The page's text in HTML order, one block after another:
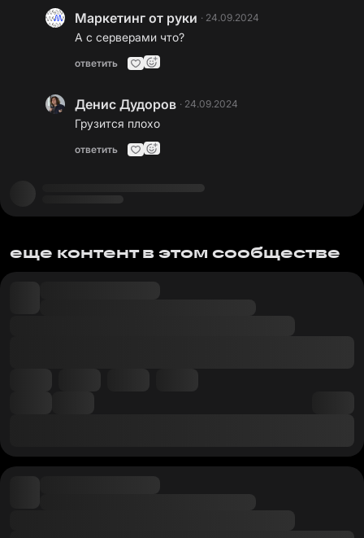
Маркетинг от руки · 24.09.2024
А с серверами что?
ответить
Денис Дудоров · 24.09.2024
Грузится плохо
ответить
еще контент в этом сообществе